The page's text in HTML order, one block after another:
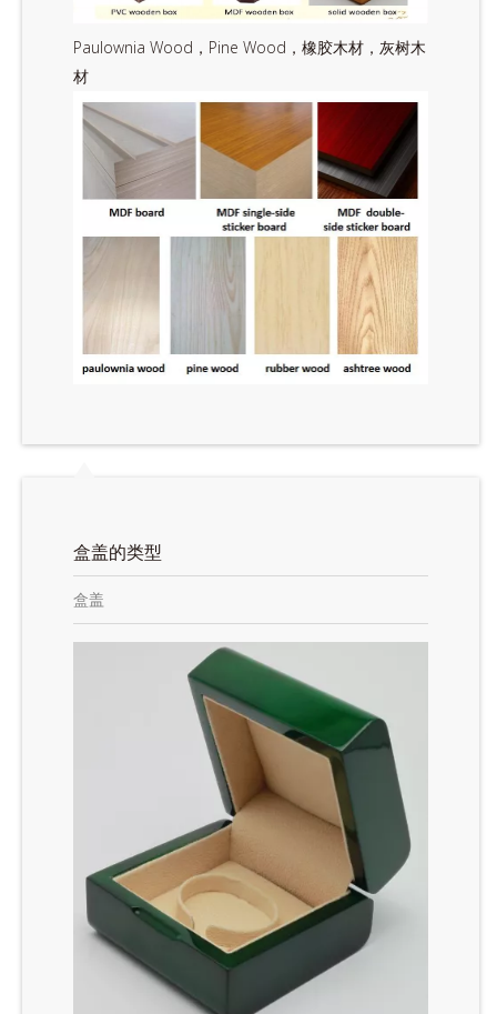
Paulownia Wood，Pine Wood，橡胶木材，灰树木
材
盒盖的类型
盒盖